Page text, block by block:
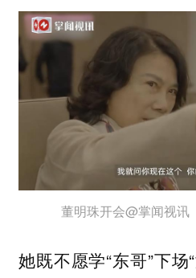
董明珠开会@掌闻视讯
她既不愿学“东哥”下场